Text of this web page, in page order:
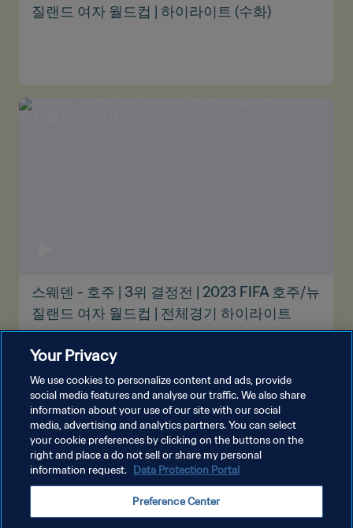
질랜드 여자 월드컵 | 하이라이트 (수화)
스웨덴 - 호주 | 3위 결정전 | 2023 FIFA 호주/뉴
질랜드 여자 월드컵 | 전체경기 하이라이트
더보기
Your Privacy
We use cookies to personalize content and ads, provide
social media features and analyse our traffic. We also share
information about your use of our site with our social
media, advertising and analytics partners. You can select
your cookie preferences by clicking on the buttons on the
right and place a do not sell or share my personal
information request. Data Protection Portal
Preference Center